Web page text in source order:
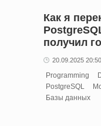
Как я
получил
20.09.2025 20:50
Programming
PostgreSQL
Базы данных